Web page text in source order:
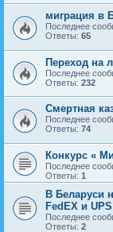
миграция в
Последнее
Ответы: 65
Переход на
Последнее
Ответы: 232
Смертная
Последнее
Ответы: 74
Конкурс «
Последнее
Ответы: 1
В Беларуси
FedEX и UPS
Последнее
Ответы: 2